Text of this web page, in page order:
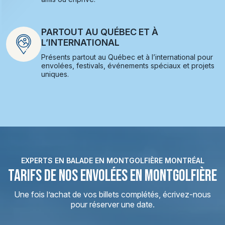
PARTOUT AU QUÉBEC ET À
L’INTERNATIONAL
Présents partout au Québec et à l’international pour
envolées, festivals, événements spéciaux et projets
uniques.
EXPERTS EN BALADE EN MONTGOLFIÈRE MONTRÉAL
TARIFS DE NOS ENVOLÉES EN MONTGOLFIÈRE
Une fois l’achat de vos billets complétés, écrivez-nous
pour réserver une date.